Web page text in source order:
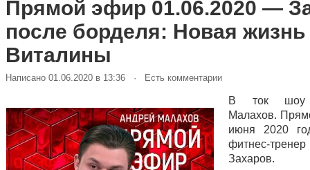
Прямой эфир 01.06.2020 —
после борделя: Новая жизнь
Виталины
Написано 01.06.2020 в 13:36 · Есть комментарии
В ток шоу
Малахов.
июня 2020
фитнес-
Захаров.